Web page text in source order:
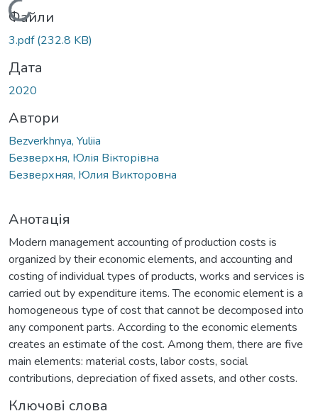
Вантажиться...
Файли
3.pdf(232.8 KB)
Дата
2020
Автори
Bezverkhnya, Yuliia
Безверхня, Юлія Вікторівна
Безверхняя, Юлия Викторовна
Анотація
Modern management accounting of production costs is
organized by their economic elements, and accounting and
costing of individual types of products, works and services is
carried out by expenditure items. The economic element is a
homogeneous type of cost that cannot be decomposed into
any component parts. According to the economic elements
creates an estimate of the cost. Among them, there are five
main elements: material costs, labor costs, social
contributions, depreciation of fixed assets, and other costs.
Ключові слова